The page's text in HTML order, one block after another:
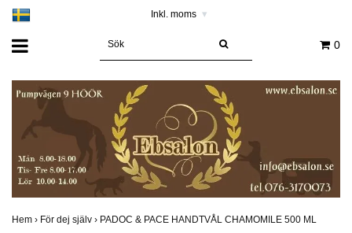
Inkl. moms ▾
0
Hem › För dej själv › PADOC & PACE HANDTVÅL CHAMOMILE 500 ML